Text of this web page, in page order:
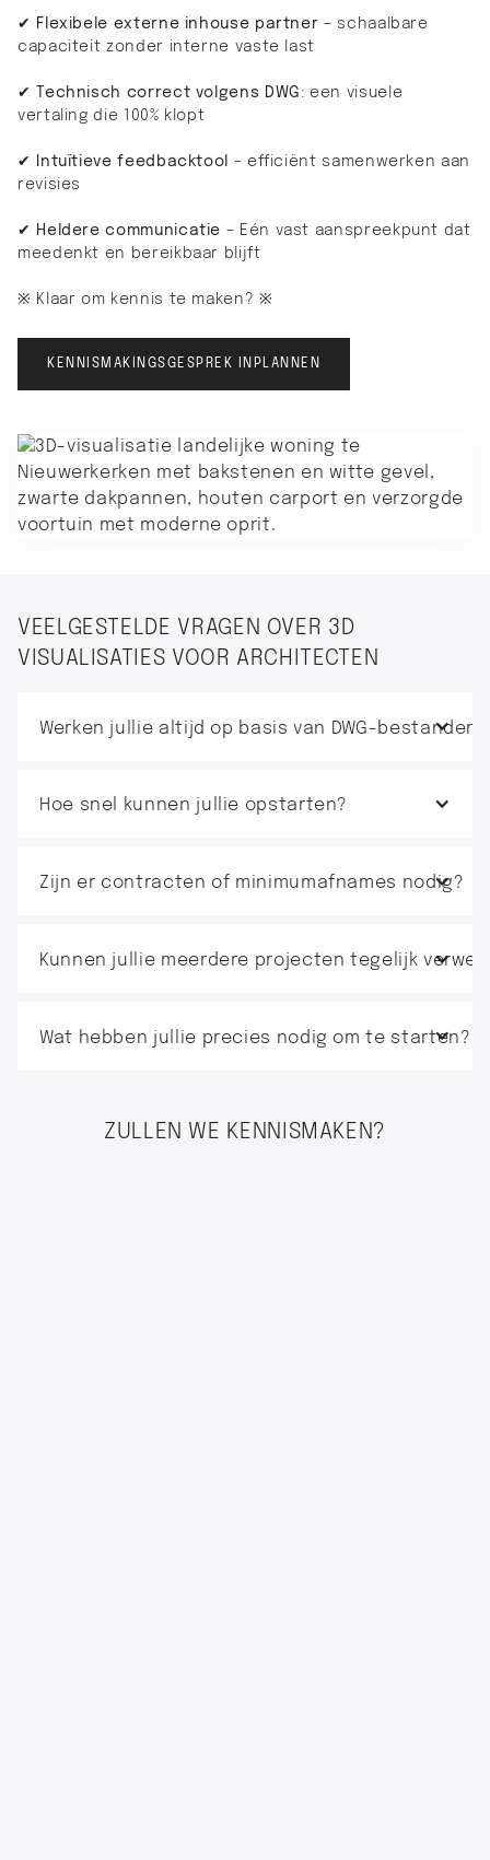
✔ Flexibele externe inhouse partner – schaalbare
capaciteit zonder interne vaste last
✔ Technisch correct volgens DWG : een visuele
vertaling die 100% klopt
✔ Intuïtieve feedbacktool
– efficiënt samenwerken aan
revisies
✔ Heldere communicatie – Eén vast aanspreekpunt dat
meedenkt en bereikbaar blijft
※ Klaar om kennis te maken? ※
KENNISMAKINGSGESPREK INPLANNEN
VEELGESTELDE VRAGEN OVER 3D
VISUALISATIES VOOR ARCHITECTEN
Werken jullie altijd op basis van DWG-bestanden?
Hoe snel kunnen jullie opstarten?
Zijn er contracten of minimumafnames nodig?
Kunnen jullie meerdere projecten tegelijk
Wat hebben jullie precies nodig om te starten?
ZULLEN WE KENNISMAKEN?